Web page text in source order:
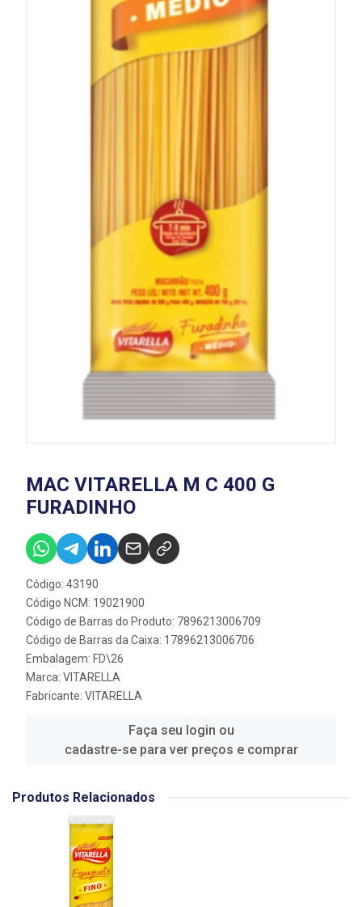
MAC VITARELLA M C 400 G
FURADINHO
Código: 43190
Código NCM: 19021900
Código de Barras do Produto: 7896213006709
Código de Barras da Caixa: 17896213006706
Embalagem: FD\26
Marca: VITARELLA
Fabricante: VITARELLA
Faça seu login ou
cadastre-se para ver preços e comprar
Produtos Relacionados